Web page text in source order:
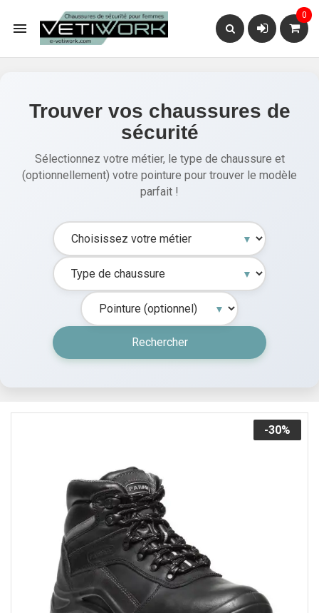

0
Trouver vos chaussures de
sécurité
Sélectionnez votre métier, le type de chaussure et
(optionnellement) votre pointure pour trouver le modèle
parfait !
Rechercher
-30%